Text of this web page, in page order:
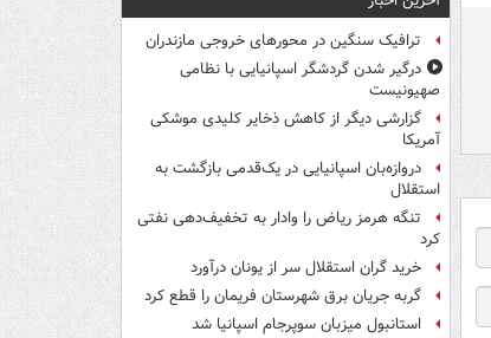
ترافیک سنگین در محورهای خروجی مازندران
درگیر شدن گردشگر اسپانیایی با نظامی
صهیونیست
گزارشی دیگر از کاهش ذخایر کلیدی موشکی
آمریکا
دروازه‌بان اسپانیایی در یک‌قدمی بازگشت به
استقلال
تنگه هرمز ریاض را وادار به تخفیف‌دهی نفتی
کرد
خرید گران استقلال سر از یونان درآورد
گربه جریان برق شهرستان فریمان را قطع کرد
استانبول میزبان سوپرجام اسپانیا شد